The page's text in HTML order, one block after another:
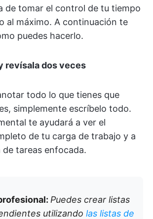
de tomar el control de tu tiempo
al máximo. A continuación te
puedes hacerlo.
revísala dos veces
todo lo que tienes que
simplemente escríbelo todo.
te ayudará a ver el
de tu carga de trabajo y a
de tareas enfocada.
Puedes crear listas
utilizando las listas de